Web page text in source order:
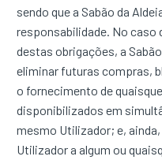
sendo que a Sabão da
responsabilidade. No caso
destas obrigações, a
eliminar futuras compras,
o fornecimento de
disponibilizados em
mesmo Utilizador; e,
Utilizador a algum ou